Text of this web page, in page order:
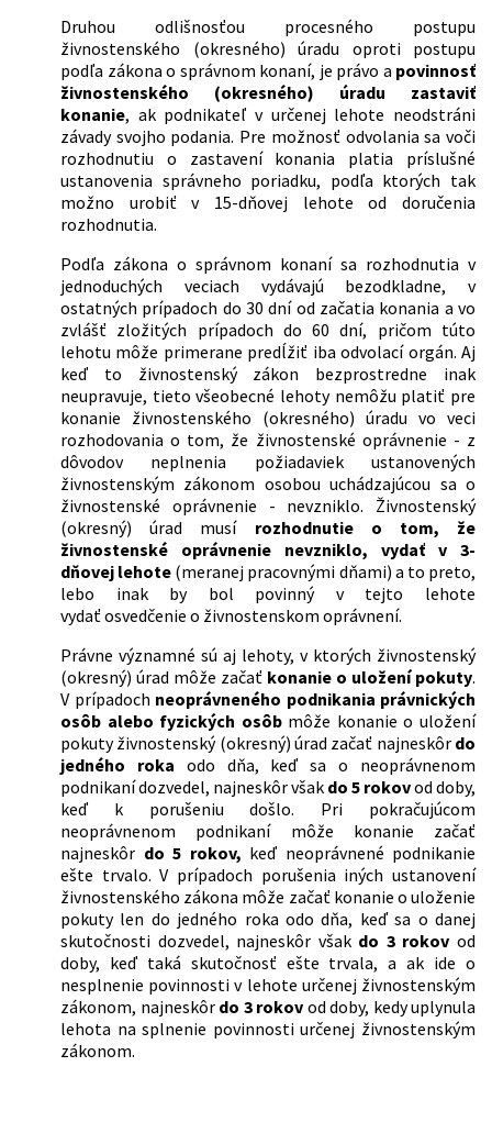
Druhou odlišnosťou procesného postupu
živnostenského (okresného) úradu oproti postupu
podľa zákona o správnom konaní, je právo a povinnosť
živnostenského (okresného) úradu zastaviť
konanie, ak podnikateľ v určenej lehote neodstráni
závady svojho podania. Pre možnosť odvolania sa voči
rozhodnutiu o zastavení konania platia príslušné
ustanovenia správneho poriadku, podľa ktorých tak
možno urobiť v 15-dňovej lehote od doručenia
rozhodnutia.
Podľa zákona o správnom konaní sa rozhodnutia v
jednoduchých veciach vydávajú bezodkladne, v
ostatných prípadoch do 30 dní od začatia konania a vo
zvlášť zložitých prípadoch do 60 dní, pričom túto
lehotu môže primerane predĺžiť iba odvolací orgán. Aj
keď to živnostenský zákon bezprostredne inak
neupravuje, tieto všeobecné lehoty nemôžu platiť pre
konanie živnostenského (okresného) úradu vo veci
rozhodovania o tom, že živnostenské oprávnenie - z
dôvodov neplnenia požiadaviek ustanovených
živnostenským zákonom osobou uchádzajúcou sa o
živnostenské oprávnenie - nevzniklo. Živnostenský
(okresný) úrad musí rozhodnutie o tom, že
živnostenské oprávnenie nevzniklo, vydať v 3-
dňovej lehote (meranej pracovnými dňami) a to preto,
lebo inak by bol povinný v tejto lehote
vydať osvedčenie o živnostenskom oprávnení.
Právne významné sú aj lehoty, v ktorých živnostenský
(okresný) úrad môže začať konanie o uložení pokuty.
V prípadoch neoprávneného podnikania právnických
osôb alebo fyzických osôbmôže konanie o uložení
pokuty živnostenský (okresný) úrad začať najneskôr do
jedného roka odo dňa, keď sa o neoprávnenom
podnikaní dozvedel, najneskôr však do 5 rokovod doby,
keď k porušeniu došlo. Pri pokračujúcom
neoprávnenom podnikaní môže konanie začať
najneskôr do 5 rokov, keď neoprávnené podnikanie
ešte trvalo. V prípadoch porušenia iných ustanovení
živnostenského zákona môže začať konanie o uloženie
pokuty len do jedného roka odo dňa, keď sa o danej
skutočnosti dozvedel, najneskôr však do 3 rokov od
doby, keď taká skutočnosť ešte trvala, a ak ide o
nesplnenie povinnosti v lehote určenej živnostenským
zákonom, najneskôr do 3 rokov od doby, kedy uplynula
lehota na splnenie povinnosti určenej živnostenským
zákonom.